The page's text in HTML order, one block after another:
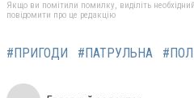
Якщо ви помітили помилку, виділіть
повідомити про це редакцію
#ПРИГОДИ #ПАТРУЛЬНА